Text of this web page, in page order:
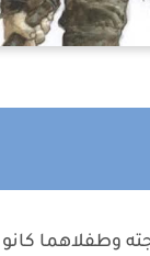
وطفلاهما